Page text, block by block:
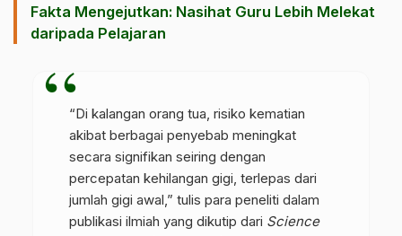
Fakta Mengejutkan: Nasihat Guru Lebih Melekat
daripada Pelajaran
“Di kalangan orang tua, risiko kematian
akibat berbagai penyebab meningkat
secara signifikan seiring dengan
percepatan kehilangan gigi, terlepas dari
jumlah gigi awal,” tulis para peneliti dalam
publikasi ilmiah yang dikutip dari Science